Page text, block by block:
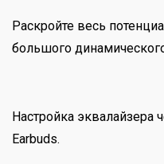
Раскройте весь
большого
Настройка эквалайзера
Earbuds.